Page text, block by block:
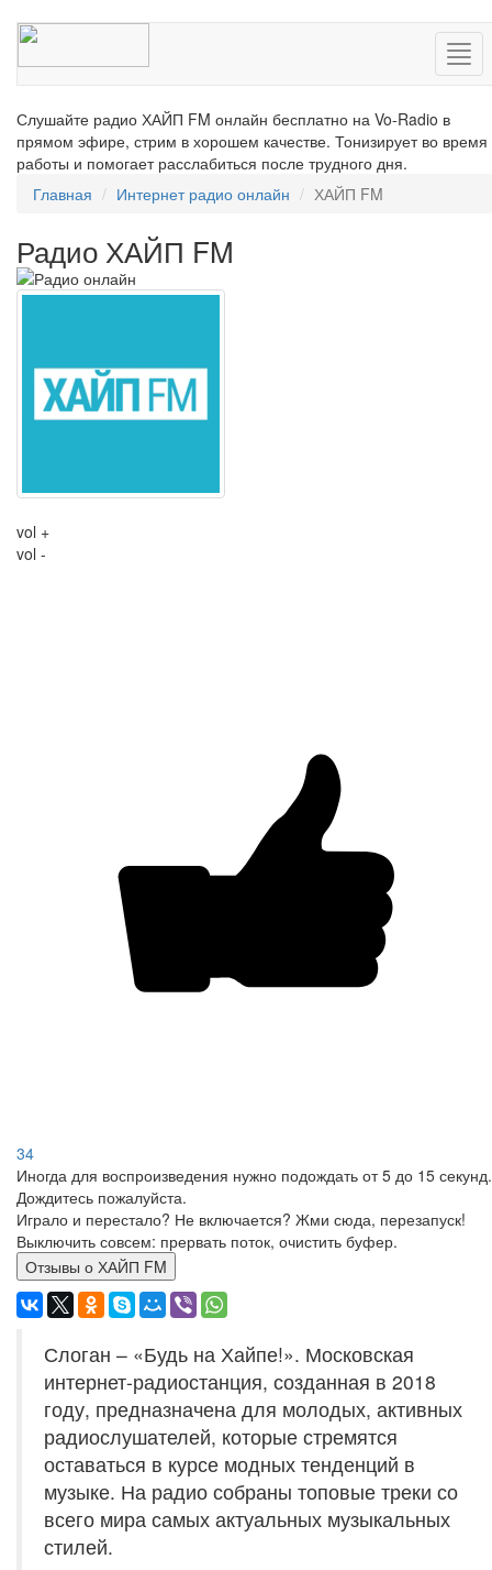
Слушайте радио ХАЙП FM онлайн бесплатно на Vo-Radio в
прямом эфире, стрим в хорошем качестве. Тонизирует во время
работы и помогает расслабиться после трудного дня.
Главная
Интернет радио онлайн ХАЙП FM
Радио ХАЙП FM
vol +
vol -
34
Иногда для воспроизведения нужно подождать от 5 до 15 секунд.
Дождитесь пожалуйста.
Играло и перестало? Не включается? Жми сюда, перезапуск!
Выключить совсем: прервать поток, очистить буфер.
Отзывы о ХАЙП FM
Слоган – «Будь на Хайпе!». Московская
интернет-радиостанция, созданная в 2018
году, предназначена для молодых, активных
радиослушателей, которые стремятся
оставаться в курсе модных тенденций в
музыке. На радио собраны топовые треки со
всего мира самых актуальных музыкальных
стилей.